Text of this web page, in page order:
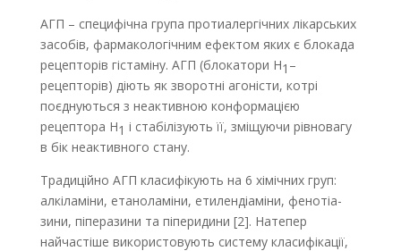
АГП – специфічна група протиалергічних лікарських
засобів, фармакологічним ефектом яких є блокада
рецепторів гістаміну. АГП (блокатори H1 –
рецепторів) діють як зворотні агоністи, котрі
поєднуються з неактивною конформацією
рецептора H1 і стабілізують її, зміщуючи рівновагу
в бік не­активного стану.
Традиційно АГП класифікують на 6 хімічних груп:
алкіламіни, етаноламіни, етилендіаміни, фенотіа­-
зини, піперазини та піперидини [2]. Натепер
найчастіше використовують систему класифікації,